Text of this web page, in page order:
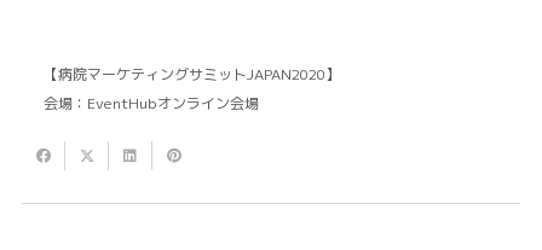
【病院マーケティングサミットJAPAN2020】
会場：EventHubオンライン会場